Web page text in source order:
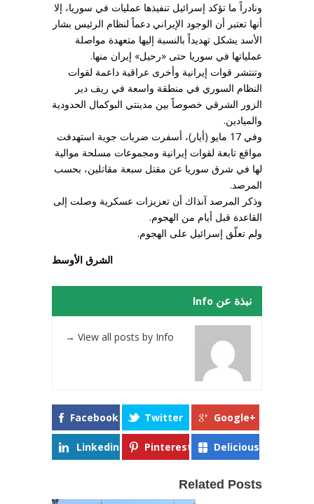
ونادراً ما تؤكد إسرائيل تنفيذها عمليات في سوريا، إلا
أنها تعتبر أن الوجود الإيراني دعماً لنظام الرئيس بشار
الأسد يشكل تهديداً بالنسبة إليها متعهدة مواصلة
عملياتها في سوريا حتى «رحيل» إيران منها.
وتنتشر قوات إيرانية وأخرى عراقية داعمة لقوات
النظام السوري في منطقة واسعة في ريف دير
الزور الشرقي خصوصاً بين مدينتي البوكمال الحدودية
والميادين.
وفي 17 مايو (أيار)، أسفرت ضربات جوية استهدفت
مواقع تابعة لقوات إيرانية ومجموعات مسلحة موالية
لها في شرق سوريا عن مقتل سبعة مقاتلين، بحسب
المرصد.
وذكر المرصد آنذاك أن تعزيزات عسكرية وصلت إلى
القاعدة قبل أيام من الهجوم.
ولم تعلّق إسرائيل على الهجوم.
الشرق الأوسط
نبذة عن Info
View all posts by Info
→
Facebook Twitter Google+
Linkedin Pinterest Delicious
Related Posts